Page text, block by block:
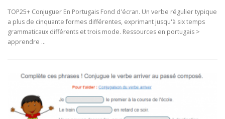
TOP25+ Conjuguer En Portugais Fond d'écran. Un verbe régulier typique
a plus de cinquante formes différentes, exprimant jusqu'à six temps
grammaticaux différents et trois mode. Ressources en portugais >
apprendre …